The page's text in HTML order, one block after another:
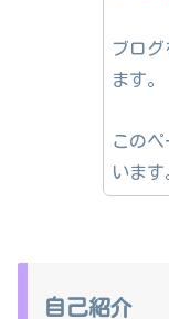
ブロ
ます。
この
います
自己紹介